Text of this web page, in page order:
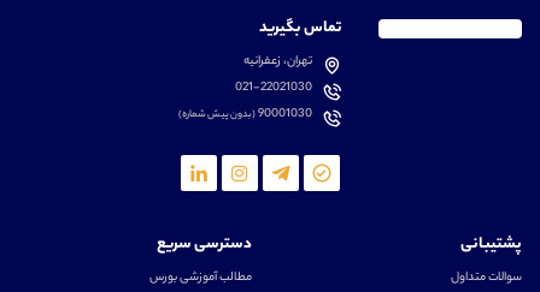
تماس بگیرید
تهران، زعفرانیه
021-22021030
90001030(بدون پیش شماره)
پشتیبانی
سوالات متداول
دسترسی سریع
مطالب آموزشی بورس